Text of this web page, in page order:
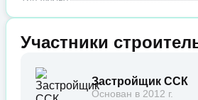
Участники
Застройщик ССК
Основан в 2012 г.